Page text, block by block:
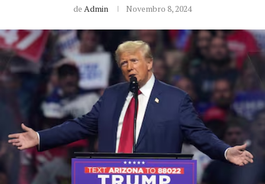
de Admin Novembro 8, 2024